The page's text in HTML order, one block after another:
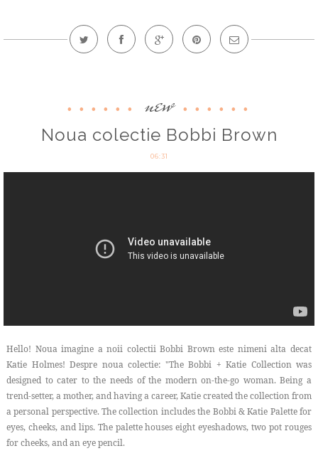
new
Noua colectie Bobbi Brown
06:31
Hello! Noua imagine a noii colectii Bobbi Brown este nimeni alta decat
Katie Holmes! Despre noua colectie: "The Bobbi + Katie Collection was
designed to cater to the needs of the modern on-the-go woman. Being a
trend-setter, a mother, and having a career, Katie created the collection from
a personal perspective. The collection includes the Bobbi & Katie Palette for
eyes, cheeks, and lips. The palette houses eight eyeshadows, two pot rouges
for cheeks, and an eye pencil.